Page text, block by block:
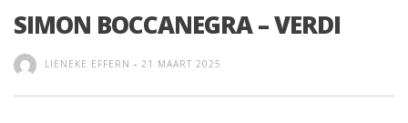
SIMON BOCCANEGRA – VERDI
LIENEKE EFFERN - 21 MAART 2025